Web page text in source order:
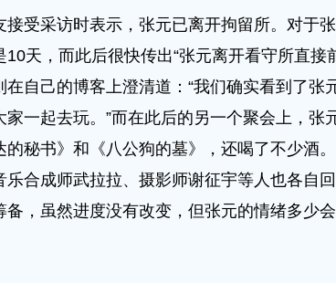
采访时表示，张元已离开拘留所。对于张
10天，而此后很快传出“张元离开看守所直接
在自己的博客上澄清道：“我们确实看到了张
家一起去玩。”而在此后的另一个聚会上，张
的秘书》和《八公狗的墓》，还喝了不少酒
乐合成师武拉拉、摄影师谢征宇等人也各自
备，虽然进度没有改变，但张元的情绪多少